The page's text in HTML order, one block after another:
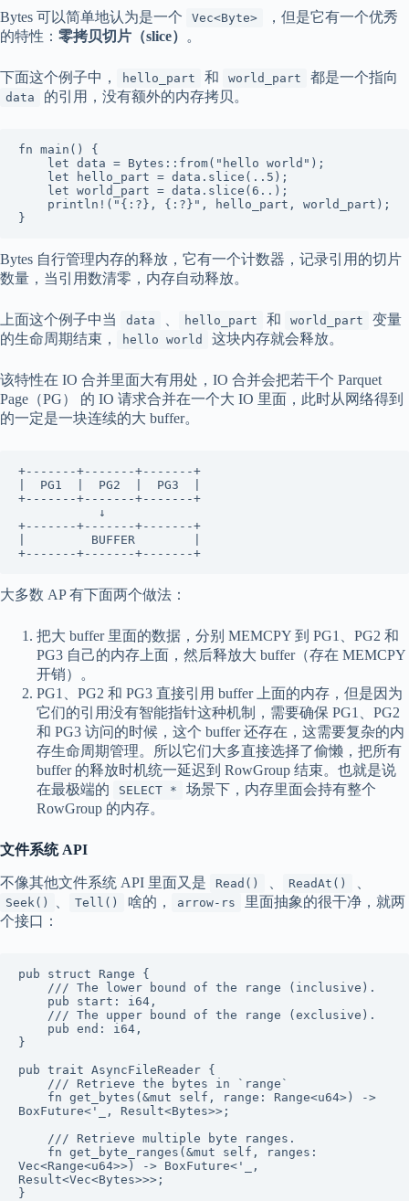
Bytes 可以简单地认为是一个 Vec<Byte>
，但是它有一个优秀
的特性： 零拷贝切片（slice） 。
下面这个例子中， hello_part 和 world_part 都是一个指向
data 的引用，没有额外的内存拷贝。
fn main() {
}
Bytes 自行管理内存的释放，它有一个计数器，记录引用的切片
数量，当引用数清零，内存自动释放。
上面这个例子中当 data hello_part 和 world_part
变量
的生命周期结束，
hello world 这块内存就会释放。
该特性在 IO 合并里面大有用处，IO 合并会把若干个 Parquet
Page（PG） 的 IO 请求合并在一个大 IO 里面，此时从网络得到
的一定是一块连续的大 buffer。
+-------+-------+-------+
|  PG1  |  PG2  |  PG3  |
+-------+-------+-------+
+-------+-------+-------+
|         BUFFER        |
+-------+-------+-------+
大多数 AP 有下面两个做法：
把大 buffer 里面的数据，分别 MEMCPY 到 PG1、PG2 和
PG3 自己的内存上面，然后释放大 buffer（存在 MEMCPY
开销）。
PG1、PG2 和 PG3 直接引用 buffer 上面的内存，但是因为
它们的引用没有智能指针这种机制，需要确保 PG1、PG2
和 PG3 访问的时候，这个 buffer 还存在，这需要复杂的内
存生命周期管理。所以它们大多直接选择了偷懒，把所有
buffer 的释放时机统一延迟到 RowGroup 结束。也就是说
在最极端的
SELECT *
场景下，内存里面会持有整个
RowGroup 的内存。
文件系统 API
不像其他文件系统 API 里面又是 Read() ReadAt()
Seek() Tell() 啥的， arrow-rs
里面抽象的很干净，就两
个接口：
pub struct Range {
}
pub trait AsyncFileReader {
BoxFuture<'_, Result<Bytes>>;
Vec<Range<u64>>) -> BoxFuture<'_,
Result<Vec<Bytes>>>;
}